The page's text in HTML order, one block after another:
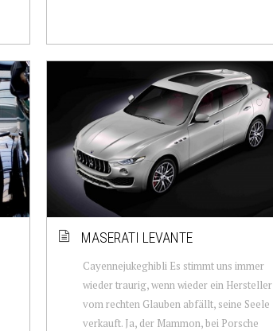
MASERATI LEVANTE
Cayennejukeghibli Es stimmt uns immer
wieder traurig, wenn wieder ein Hersteller
vom rechten Glauben abfällt, seine Seele
verkauft. Ja, der Mammon, bei Porsche